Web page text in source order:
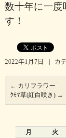
数十年に一度
す！
2022年1月7日 | カ
← カリフラワー
ｸﾓﾏ草(紅白咲き) →
月
火